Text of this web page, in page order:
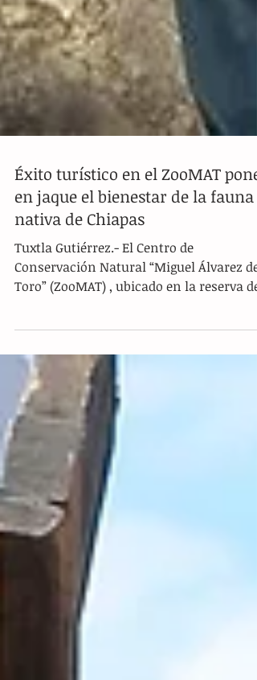
Éxito turístico en el ZooMAT pone
en jaque el bienestar de la fauna
nativa de Chiapas
Tuxtla Gutiérrez.- El Centro de
Conservación Natural “Miguel Álvarez del
histórica de asistentes durante las
pasadas vacaciones de Semana Santa . Si
bien la Secretaría de Medio Ambiente e
Historia Natural (SEMAHN) celebró la alta
afluencia como un éxito para el turismo
la economía de la capital chiapaneca,
fenómeno ha encendido las alarmas
biólogos y especialistas en bienestar
animal